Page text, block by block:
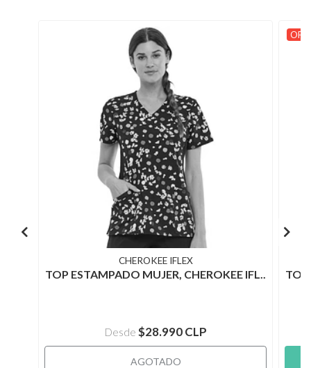
CHEROKEE IFLEX
TOP ESTAMPADO MUJER, CHEROKEE IFL..
Desde $28.990 CLP
AGOTADO
TOP